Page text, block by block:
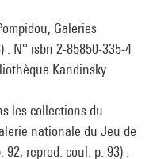
Galeries
. N° isbn 2-85850-335-4
Kandinsky
les collections du
nationale du Jeu de
reprod. coul. p. 93) .